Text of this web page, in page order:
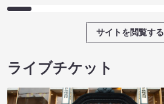
サイトを閲覧する
ライブチケット